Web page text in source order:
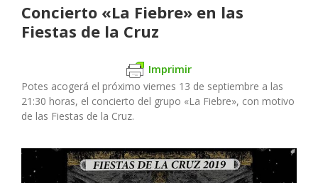
Concierto «La Fiebre» en las
Fiestas de la Cruz
Imprimir
Potes acogerá el próximo viernes 13 de septiembre a las
21:30 horas, el concierto del grupo «La Fiebre», con motivo
de las Fiestas de la Cruz.